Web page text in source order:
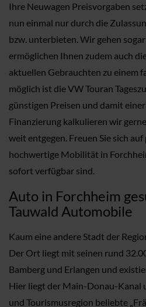
Ihre Neuwagen Preisvorgaben
nun einmal nur durch die
bzw. unterbieten. Wir gehen
ermöglichen Ihnen zudem auch
aktuellen Gebrauchten zu einem
möglich ist die VW Touran
günstigen Preisen und damit
Finanzierung kalkulieren wir
weit entgegen. Freuen Sie sich
hochwertige Mobilität in
sofort verfügbar sind.
Auto in Forchheim
Tauwald Automobile
Kaum eine andere Stadt der
Der Ort liegt mit seinen rund
Bamberg und Erlangen und
Hier liegt der Main-Donau-Kanal
und Tourismusregion beliebte